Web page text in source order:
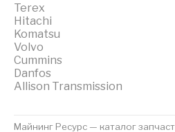
Terex
Hitachi
Komatsu
Volvo
Cummins
Danfos
Allison Transmission
Майнинг Ресурс — каталог